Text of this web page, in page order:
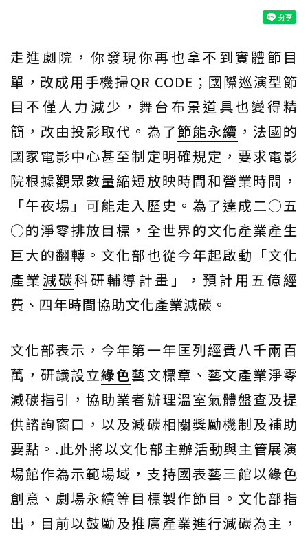
走進劇院，你發現你再也拿不到實體節目
單，改成用手機掃QR CODE；國際巡演型節
目不僅人力減少，舞台布景道具也變得精
簡，改由投影取代。為了節能永續 ，法國的
國家電影中心甚至制定明確規定，要求電影
院根據觀眾數量縮短放映時間和營業時間，
「午夜場」可能走入歷史。為了達成二○五
○的淨零排放目標，全世界的文化產業產生
巨大的翻轉。文化部也從今年起啟動「文化
產業減碳科研輔導計畫」，預計用五億經
費、四年時間協助文化產業減碳。
文化部表示，今年第一年匡列經費八千兩百
萬，研議設立綠色藝文標章、藝文產業淨零
減碳指引，協助業者辦理溫室氣體盤查及提
供諮詢窗口，以及減碳相關獎勵機制及補助
要點。.此外將以文化部主辦活動與主管展演
場館作為示範場域，支持國表藝三館以綠色
創意、劇場永續等目標製作節目。文化部指
出，目前以鼓勵及推廣產業進行減碳為主，